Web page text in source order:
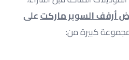
أرفف السوبر ماركت
كبيرة من: